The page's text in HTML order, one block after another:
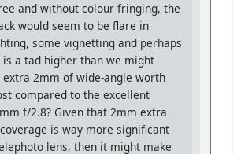
and without colour fringing, the
would seem to be flare in
some vignetting and perhaps
a tad higher than we might
2mm of wide-angle worth
compared to the excellent
f/2.8? Given that 2mm extra
is way more significant
lens, then it might make